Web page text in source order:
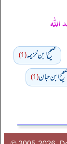
الله
صحيح ابن خزيمه(1)
صحیح ابن حبان(1)